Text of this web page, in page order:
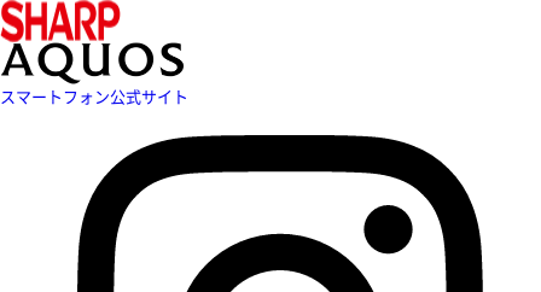
スマートフォン公式サイト